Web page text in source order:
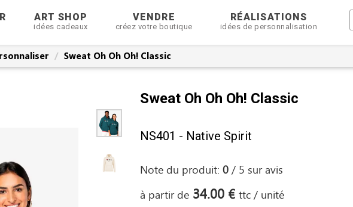
ART SHOP
idées cadeaux
VENDRE
créez votre boutique
RÉALISATIONS
idées de personnalisation
Sweat Oh Oh Oh! Classic
Sweat Oh Oh Oh! Classic
NS401 - Native Spirit
Note du produit:0 / 5 suravis
à partir de 34.00 €ttc / unité